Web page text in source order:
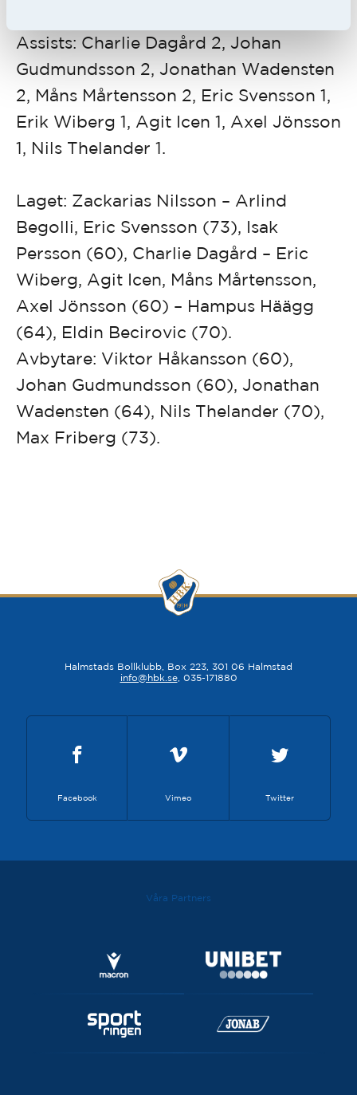
Assists: Charlie Dagård 2, Johan
Gudmundsson 2, Jonathan Wadensten
2, Måns Mårtensson 2, Eric Svensson 1,
Erik Wiberg 1, Agit Icen 1, Axel Jönsson
1, Nils Thelander 1.
Laget: Zackarias Nilsson – Arlind
Begolli, Eric Svensson (73), Isak
Persson (60), Charlie Dagård – Eric
Wiberg, Agit Icen, Måns Mårtensson,
Axel Jönsson (60) – Hampus Häägg
(64), Eldin Becirovic (70).
Avbytare: Viktor Håkansson (60),
Johan Gudmundsson (60), Jonathan
Wadensten (64), Nils Thelander (70),
Max Friberg (73).
Halmstads Bollklubb, Box 223, 301 06 Halmstad
info@hbk.se, 035-171880
Facebook Vimeo Twitter
Våra Partners